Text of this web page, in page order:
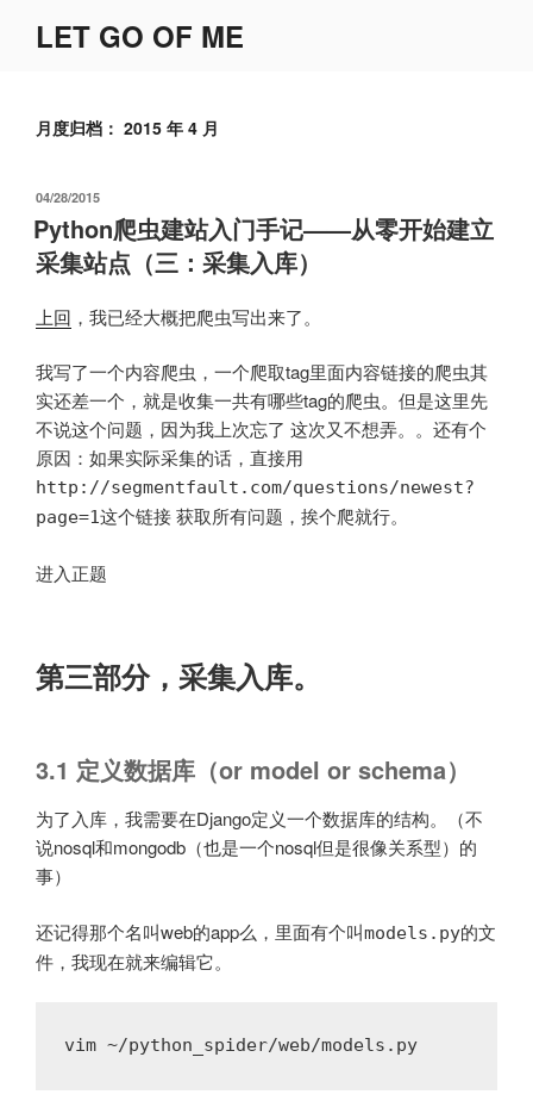
LET GO OF ME
月度归档： 2015 年 4 月
发
布
于
04/28/2015
Python爬虫建站入门手记——从零开始建立
采集站点（三：采集入库）
上回 ，我已经大概把爬虫写出来了。
我写了一个内容爬虫，一个爬取tag里面内容链接的爬虫其
实还差一个，就是收集一共有哪些tag的爬虫。但是这里先
不说这个问题，因为我上次忘了 这次又不想弄。。还有个
原因：如果实际采集的话，直接用
http://segmentfault.com/questions/newest?
page=1这个链接 获取所有问题，挨个爬就行。
进入正题
第三部分，采集入库。
3.1 定义数据库（or model or schema）
为了入库，我需要在Django定义一个数据库的结构。（不
说nosql和mongodb（也是一个nosql但是很像关系型）的
事）
还记得那个名叫web的app么，里面有个叫models.py的文
件，我现在就来编辑它。
vim ~/python_spider/web/models.py